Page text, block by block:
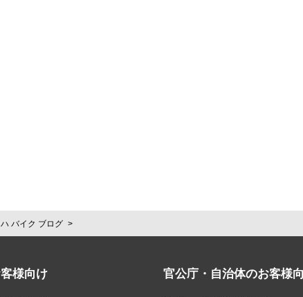
バイク ブログ
様向け 官公庁・自治体のお客様